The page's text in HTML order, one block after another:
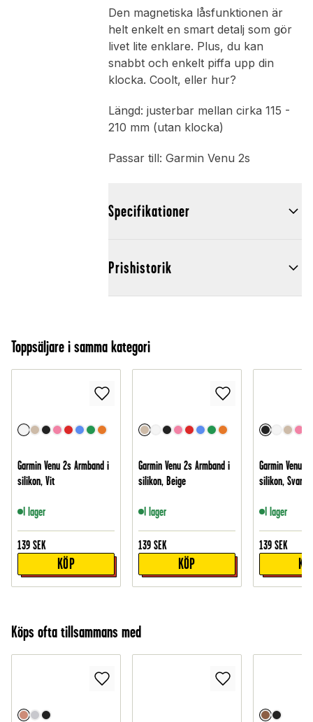
Den magnetiska låsfunktionen är
helt enkelt en smart detalj som gör
livet lite enklare. Plus, du kan
snabbt och enkelt piffa upp din
klocka. Coolt, eller hur?
Längd: justerbar mellan cirka 115 -
210 mm (utan klocka)
Passar till: Garmin Venu 2s
Specifikationer
Prishistorik
Toppsäljare i samma kategori
Garmin Venu 2s Armband i
silikon, Vit
I lager
139 SEK
KÖP
Garmin Venu 2s Armband i
silikon, Beige
I lager
139 SEK
KÖP
Garmin Venu
silikon, Svart
I lager
139 SEK
Köps ofta tillsammans med